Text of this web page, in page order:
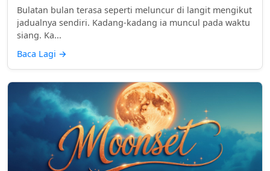
Bulatan bulan terasa seperti meluncur di langit mengikut
jadualnya sendiri. Kadang-kadang ia muncul pada waktu
siang. Ka...
Baca Lagi →